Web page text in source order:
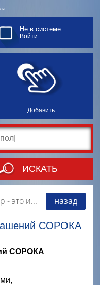
Добавить
Не в системе
Войти
ИСКАТЬ
- это информация о событиях, мероприятиях и торгово-коммерческой деятельности города. Страницу наполняют платные и бесплатные объявления, имеющие функцию "поднятия вверх списка". назад
СОРОКА
СОРОКА